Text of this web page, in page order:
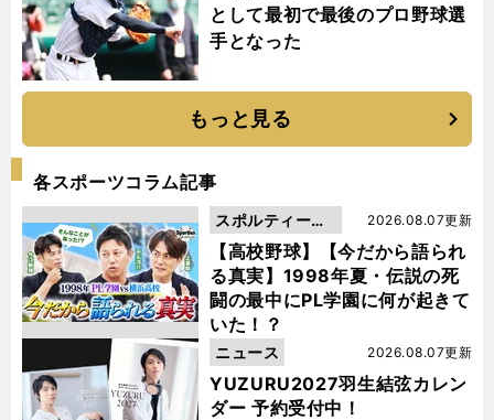
として最初で最後のプロ野球選
手となった
もっと見る
各スポーツコラム記事
【高校野球】【今だから語られ
る真実】1998年夏・伝説の死
闘の最中にPL学園に何が起きて
いた！？
2026.08.07更新
スポルティーバ
動画
YUZURU2027羽生結弦カレン
ダー 予約受付中！
2026.08.07更新
ニュース